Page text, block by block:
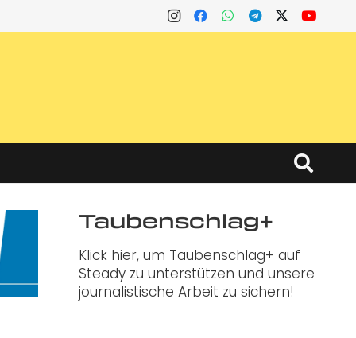
Taubenschlag+
Klick hier, um Taubenschlag+ auf
Steady zu unterstützen und unsere
journalistische Arbeit zu sichern!